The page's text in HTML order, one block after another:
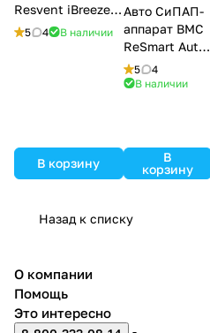
Resvent iBreeze
20A
5 4 В наличии
В корзину
Авто СиПАП-
аппарат BMC
ReSmart Auto
G2
5
4
В наличии
В
корзину
Назад к списку
О компании
Помощь
Это интересно